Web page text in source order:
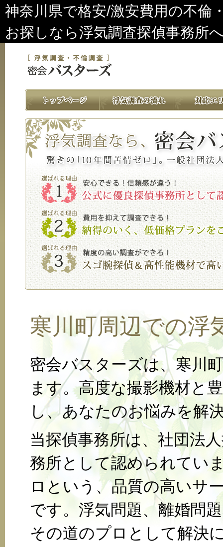
神奈川県で格安/激安費用の不倫
お探しなら浮気調査探偵事務所
寒川町周辺での浮
密会バスターズは、寒川
ます。高度な撮影機材と
し、あなたのお悩みを解
当探偵事務所は、社団法
務所として認められてい
ロという、品質の高いサ
です。浮気問題、離婚問
その道のプロとして解決